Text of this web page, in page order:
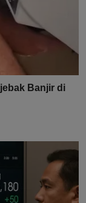
Banjir di